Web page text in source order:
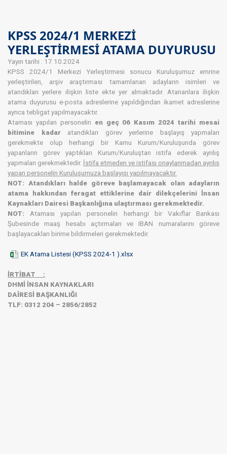
KPSS 2024/1 MERKEZİ
YERLEŞTİRMESİ ATAMA DUYURUSU
Yayın tarihi : 17.10.2024
KPSS 2024/1 Merkezi Yerleştirmesi sonucu Kuruluşumuz emrine
yerleştirilen, arşiv araştırması tamamlanan adayların isimleri ve
atandıkları yerlere ilişkin liste ekte yer almaktadır. Atananlara ilişkin
atama duyurusu e-posta adreslerine yapıldığından ikamet adreslerine
ayrıca tebligat yapılmayacaktır.
Ataması yapılan personelin en geç 06 Kasım 2024 tarihi mesai
bitimine kadaratandıkları görev yerlerine başlayış yapmaları
gerekmekte olup herhangi bir Kamu Kurum/Kuruluşunda görev
yapanların görev yaptıkları Kurum/Kuruluştan istifa ederek ayrılış
yapmaları gerekmektedir. İstifa etmeden ve istifası onaylanmadan ayrılış
yapan personelin Kuruluşumuza başlayışı yapılmayacaktır.
NOT: Atandıkları halde göreve başlamayacak olan adayların
atama hakkından feragat ettiklerine dair dilekçelerini İnsan
Kaynakları Dairesi Başkanlığına ulaştırması gerekmektedir.
NOT:Ataması yapılan personelin herhangi bir Vakıflar Bankası
Şubesinde maaş hesabı açtırmaları ve IBAN numaralarını göreve
başlayacakları birime bildirmeleri gerekmektedir.​
EK Atama Listesi (KPSS 2024-1 ).xlsx
​İRTİBAT
:
DHMİ İNSAN KAYNAKLARI
DAİRESİ BAŞKANLIĞI
TLF: 0312 204 – 2856/2852